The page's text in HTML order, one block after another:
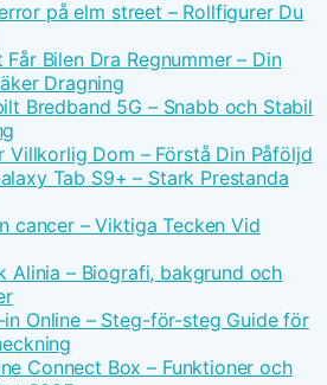
på elm street – Rollfigurer Du
Bilen Dra Regnummer – Din
Dragning
Bredband 5G – Snabb och Stabil
Villkorlig Dom – Förstå Din Påföljd
Tab S9+ – Stark Prestanda
cancer – Viktiga Tecken Vid
Alinia – Biografi, bakgrund och
in Online – Steg-för-steg Guide för
Connect Box – Funktioner och